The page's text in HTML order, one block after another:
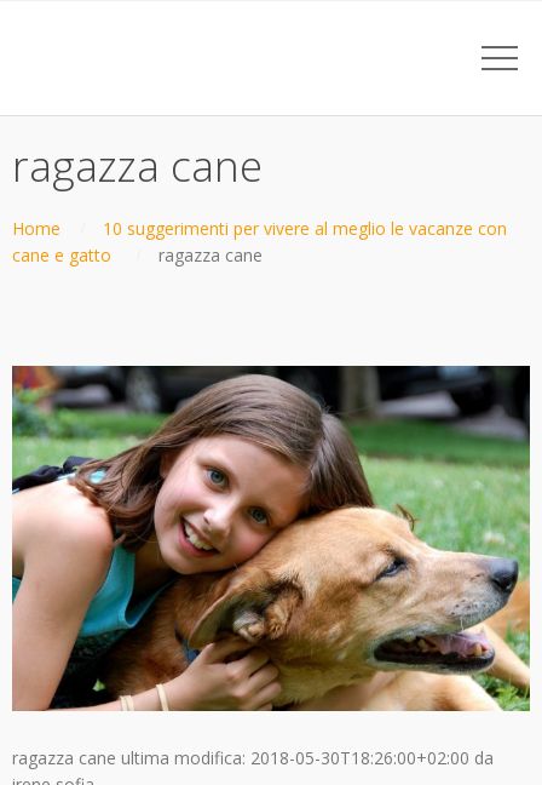
ragazza cane
Home
10 suggerimenti per vivere al meglio le vacanze con
cane e gatto
ragazza cane
ragazza cane ultima modifica: 2018-05-30T18:26:00+02:00 da